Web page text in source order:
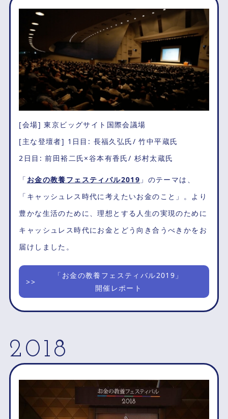
[会場] 東京ビッグサイト国際会議場
[主な登壇者] 1日目: 長福久弘氏/ 竹中平蔵氏
2日目: 前田裕二氏×谷本有香氏/ 杉村太蔵氏
「 お金の教養フェスティバル2019 」のテーマは、
「キャッシュレス時代に考えたいお金のこと」。より
豊かな生活のために、理想とする人生の実現のために
キャッシュレス時代にお金とどう向き合うべきかをお
届けしました。
「お金の教養フェスティバル2019」
開催レポート
2018